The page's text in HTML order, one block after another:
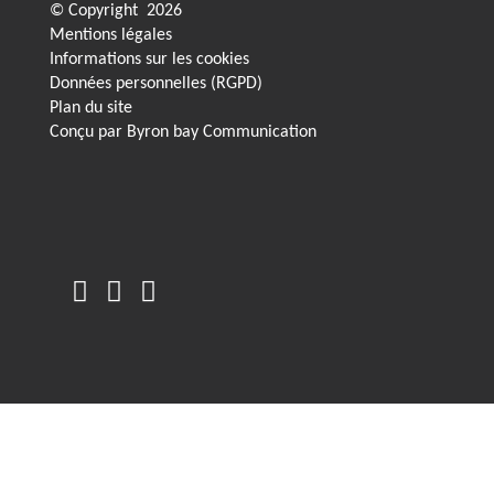
© Copyright 2026
Mentions légales
Informations sur les cookies
Données personnelles (RGPD)
Plan du site
Conçu par Byron bay Communication